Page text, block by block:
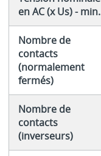
en AC (x Us) - min.
Nombre de
contacts
(normalement
fermés)
Nombre de
contacts
(inverseurs)